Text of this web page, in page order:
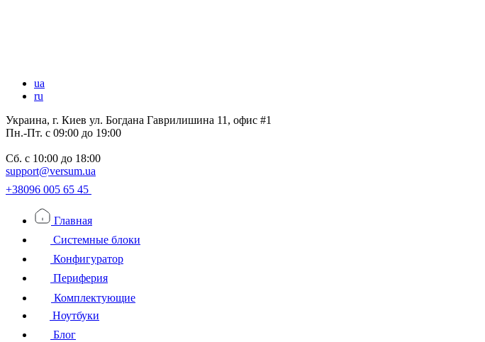
ua
ru
Украина, г. Киев ул. Богдана Гаврилишина 11, офис #1
Пн.-Пт. с 09:00 до 19:00
Сб. с 10:00 до 18:00
support@versum.ua
+38096 005 65 45
Главная
Системные блоки
Конфигуратор
Периферия
Комплектующие
Ноутбуки
Блог